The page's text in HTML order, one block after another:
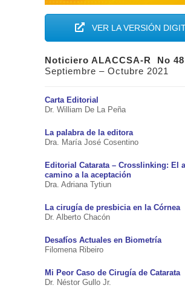
VER LA VERSIÓN
Noticiero ALACCSA-R No 48
Septiembre – Octubre 2021
Carta Editorial
Dr. William De La Peña
La palabra de la editora
Dra. María José Cosentino
Editorial Catarata – Crosslinking: El
camino a la aceptación
Dra. Adriana Tytiun
La cirugía de presbicia en la Córnea
Dr. Alberto Chacón
Desafíos Actuales en Biometría
Filomena Ribeiro
Mi Peor Caso de Cirugía de Catarata
Dr. Néstor Gullo Jr.